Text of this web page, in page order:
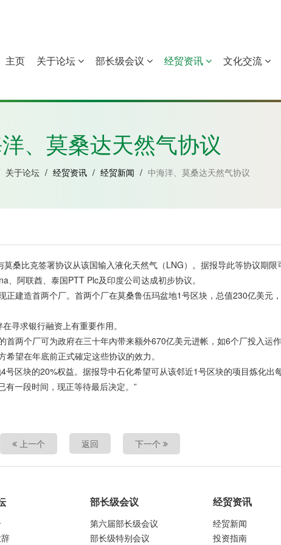
几內亚比绍 赤道几內亚 莫桑比克 葡萄牙
主页 关于论坛 部长级会议 经贸资讯 文化交流
、莫桑达天然气协议
关于论坛 / 经贸资讯 / 经贸新闻 / 中海洋、莫桑达天然气协议
桑比克签署协议从该国输入液化天然气（LNG）。据报导此等协议期限
阿联酋、泰国PTT Plc及印度公司达成初步协议。
建造首两个厂。首两个厂在莫桑鲁伍玛盆地1号区块，总值230亿美元
寻求银行融资上有重要作用。
两个厂可为政府在三十年內带来额外670亿美元进帐，如6个厂投入运
望在年底前正式確定这些协议的效力。
区块的20%权益。据报导中石化希望可从该邻近1号区块的项目炼化出
有一段时间，现正等待最后决定。”
上一个 返回 下一个
部长级会议
第六届部长级会议
部长级特别会议
经贸资讯
经贸新闻
投资指南